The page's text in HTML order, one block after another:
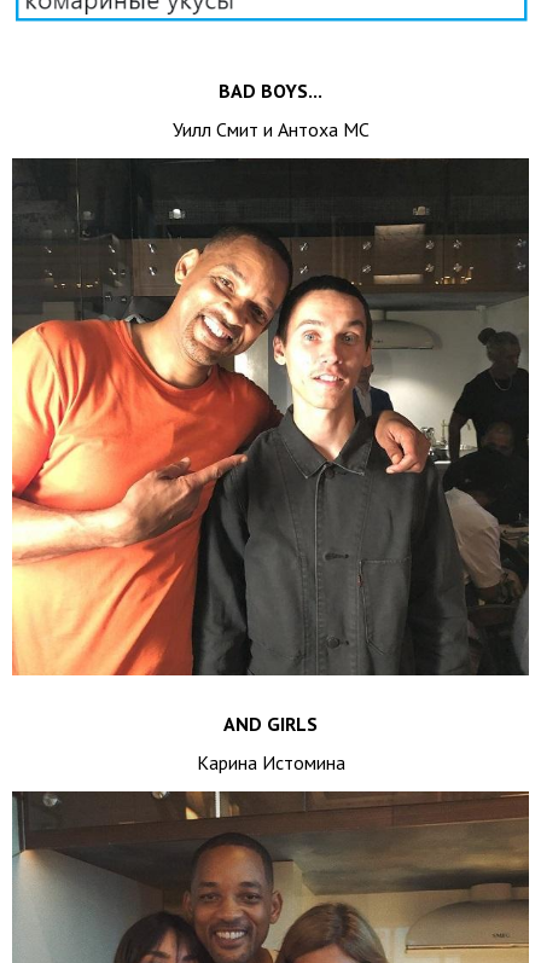
BAD BOYS...
Уилл Смит и Антоха МС
AND GIRLS
Карина Истомина